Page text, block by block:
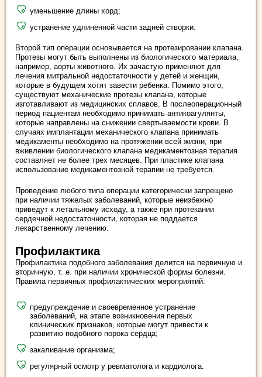
уменьшение длины хорд;
устранение удлиненной части задней створки.
Второй тип операции основывается на протезировании клапана.
Протезы могут быть выполнены из биологического материала,
например, аорты животного. Их зачастую применяют для
лечения митральной недостаточности у детей и женщин,
которые в будущем хотят завести ребенка. Помимо этого,
существуют механические протезы клапана, которые
изготавливают из медицинских сплавов. В послеоперационный
период пациентам необходимо принимать антикоагулянты,
которые направлены на снижении свертываемости крови. В
случаях имплантации механического клапана принимать
медикаменты необходимо на протяжении всей жизни, при
вживлении биологического клапана медикаментозная терапия
составляет не более трех месяцев. При пластике клапана
использование медикаментозной терапии не требуется.
Проведение любого типа операции категорически запрещено
при наличии тяжелых заболеваний, которые неизбежно
приведут к летальному исходу, а также при протекании
сердечной недостаточности, которая не поддается
лекарственному лечению.
Профилактика
Профилактика подобного заболевания делится на первичную и
вторичную, т. е. при наличии хронической формы болезни.
Правила первичных профилактических мероприятий:
предупреждение и своевременное устранение
заболеваний, на этапе возникновения первых
клинических признаков, которые могут привести к
развитию подобного порока сердца;
закаливание организма;
регулярный осмотр у ревматолога и кардиолога.